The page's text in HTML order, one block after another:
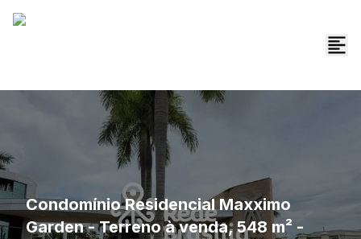
Condomínio Residencial Maxximo
Garden - Terreno à venda, 548 m² -